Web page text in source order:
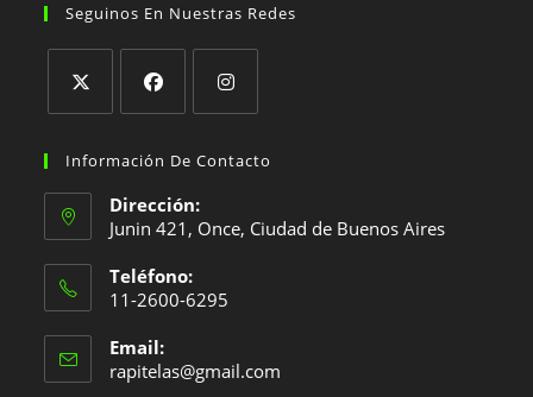
Seguinos En Nuestras Redes
abre
en
una
nueva
pestaña
abre
una
pestaña
abre
una
pestaña
Información De Contacto
Dirección:
Junin 421, Once, Ciudad de Buenos Aires
Teléfono:
11-2600-6295
abre
en
Email:
rapitelas@gmail.com